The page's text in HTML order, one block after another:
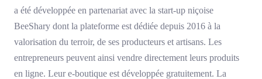
a été développée en partenariat avec la start-up niçoise
BeeShary dont la plateforme est dédiée depuis 2016 à la
valorisation du terroir, de ses producteurs et artisans. Les
entrepreneurs peuvent ainsi vendre directement leurs produits
en ligne. Leur e-boutique est développée gratuitement. La